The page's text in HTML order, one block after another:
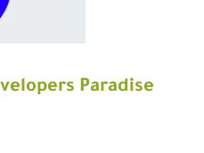
Paradise